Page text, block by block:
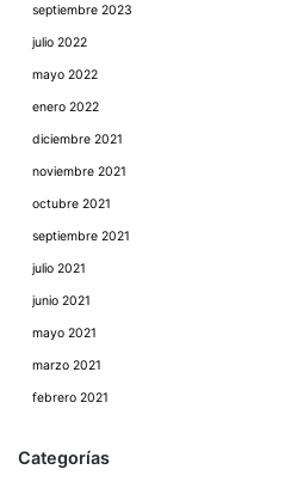
septiembre 2023
julio 2022
mayo 2022
enero 2022
diciembre 2021
noviembre 2021
octubre 2021
septiembre 2021
julio 2021
junio 2021
mayo 2021
marzo 2021
febrero 2021
Categorías